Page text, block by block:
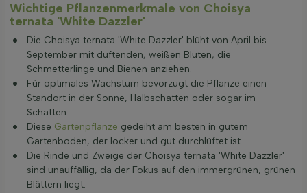
Wichtige Pflanzenmerkmale von Choisya
ternata 'White Dazzler'
Die Choisya ternata 'White Dazzler' blüht von April bis
September mit duftenden, weißen Blüten, die
Schmetterlinge und Bienen anziehen.
Für optimales Wachstum bevorzugt die Pflanze einen
Standort in der Sonne, Halbschatten oder sogar im
Schatten.
Diese Gartenpflanze gedeiht am besten in gutem
Gartenboden, der locker und gut durchlüftet ist.
Die Rinde und Zweige der Choisya ternata 'White Dazzler'
sind unauffällig, da der Fokus auf den immergrünen, grünen
Blättern liegt.